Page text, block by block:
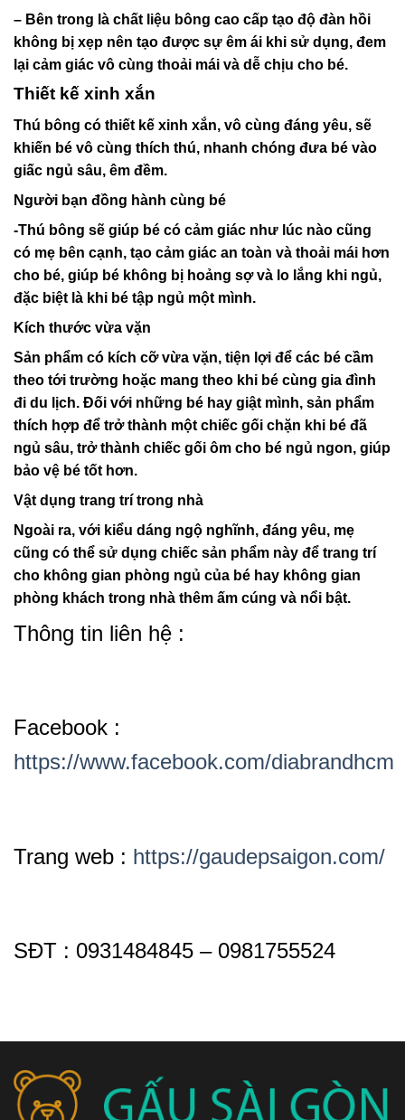
– Bên trong là chất liệu bông cao cấp tạo độ đàn hồi
không bị xẹp nên tạo được sự êm ái khi sử dụng, đem
lại cảm giác vô cùng thoải mái và dễ chịu cho bé.
Thiết kế xinh xắn
Thú bông có thiết kế xinh xắn, vô cùng đáng yêu, sẽ
khiến bé vô cùng thích thú, nhanh chóng đưa bé vào
giấc ngủ sâu, êm đềm.
Người bạn đồng hành cùng bé
-Thú bông sẽ giúp bé có cảm giác như lúc nào cũng
có mẹ bên cạnh, tạo cảm giác an toàn và thoải mái hơn
cho bé, giúp bé không bị hoảng sợ và lo lắng khi ngủ,
đặc biệt là khi bé tập ngủ một mình.
Kích thước vừa vặn
Sản phẩm có kích cỡ vừa vặn, tiện lợi để các bé cầm
theo tới trường hoặc mang theo khi bé cùng gia đình
đi du lịch. Đối với những bé hay giật mình, sản phẩm
thích hợp để trở thành một chiếc gối chặn khi bé đã
ngủ sâu, trở thành chiếc gối ôm cho bé ngủ ngon, giúp
bảo vệ bé tốt hơn.
Vật dụng trang trí trong nhà
Ngoài ra, với kiểu dáng ngộ nghĩnh, đáng yêu, mẹ
cũng có thể sử dụng chiếc sản phẩm này để trang trí
cho không gian phòng ngủ của bé hay không gian
phòng khách trong nhà thêm ấm cúng và nổi bật.
Thông tin liên hệ :
Facebook :
https://www.facebook.com/diabrandhcm
Trang web : https://gaudepsaigon.com/
SĐT : 0931484845 – 0981755524